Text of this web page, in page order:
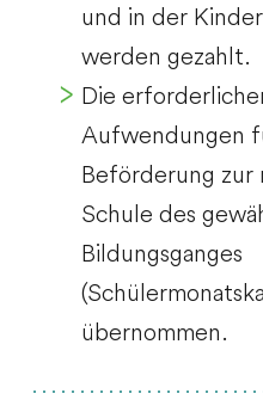
und in der
werden gezahlt.
Die
Aufwendungen
Beförderung zur
Schule des
Bildungsganges
übernommen.